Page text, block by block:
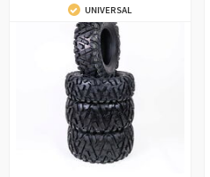
UNIVERSAL